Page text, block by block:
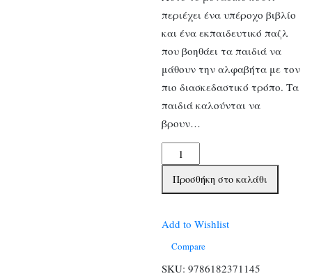
περιέχει ένα υπέροχο βιβλίο
και ένα εκπαιδευτικό παζλ
που βοηθάει τα παιδιά να
μάθουν την αλφαβήτα με τον
πιο διασκεδαστικό τρόπο. Τα
παιδιά καλούνται να
βρουν…
πρώτη
μου
-
Κουτί
Προσθήκη στο καλάθι
Add to Wishlist
Compare
SKU: 9786182371145